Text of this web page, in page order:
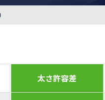
太さ許容差